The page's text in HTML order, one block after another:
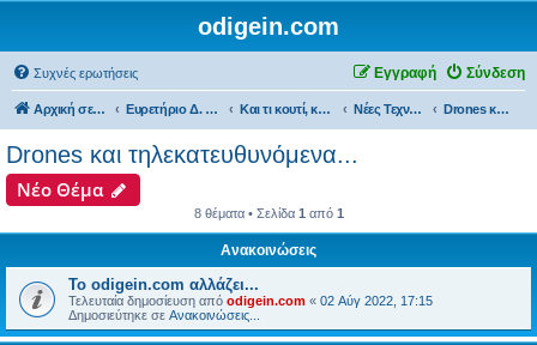
odigein.com
Συχνές ερωτήσεις Σύνδεση
Εγγραφή
Αρχική σελίδα Ευρετήριο Δ. Συζήτησης Και τι κουτί, κουτί... τώρα και η οδήγηση καινούργια σε κουτί... Νέες Τεχνολογίες και εφαρμογές... Drones και τηλεκατευθυνόμενα...
Drones και τηλεκατευθυνόμενα...
Νέο Θέμα
8 θέματα • Σελίδα 1 από 1
Ανακοινώσεις
Το odigein.com αλλάζει...
Τελευταία δημοσίευση από odigein.com « 02 Αύγ 2022, 17:15
Δημοσιεύτηκε σε Ανακοινώσεις...